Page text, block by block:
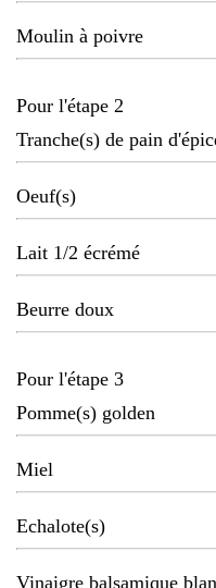
Moulin à poivre
Pour l'étape 2
Tranche(s) de pain
Oeuf(s)
Lait 1/2 écrémé
Beurre doux
Pour l'étape 3
Pomme(s) golden
Miel
Echalote(s)
Vinaigre balsamique